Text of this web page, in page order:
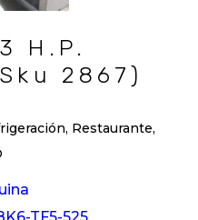
H.P.
2867)
, Restaurante,